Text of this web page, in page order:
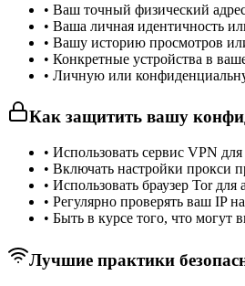
• Ваш точный физический
• Ваша личная идентичность
• Вашу историю просмотров
• Конкретные устройства в
• Личную или
Как защитить вашу
• Использовать сервис VPN
• Включать настройки прокси
• Использовать браузер Tor
• Регулярно проверять ваш IP
• Быть в курсе того, что могут
Лучшие практики